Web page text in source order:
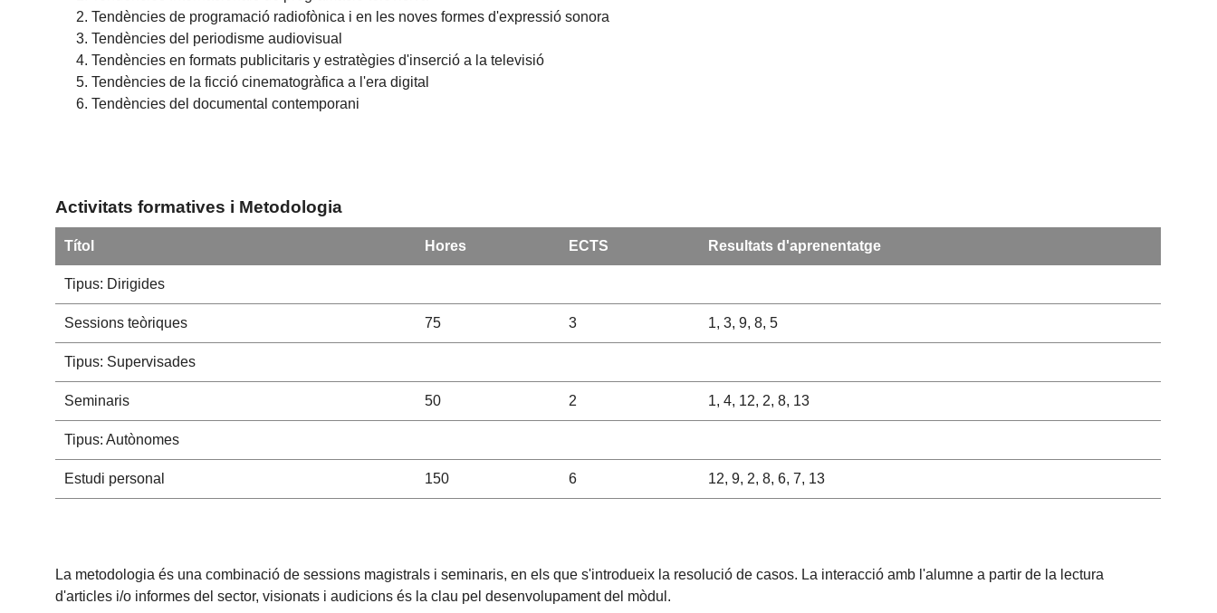
Tendències de programació radiofònica i en les noves formes d'expressió sonora
Tendències del periodisme audiovisual
Tendències en formats publicitaris y estratègies d'inserció a la televisió
Tendències de la ficció cinematogràfica a l'era digital
Tendències del documental contemporani
Activitats formatives i Metodologia
Títol Hores ECTS Resultats d'aprenentatge
Tipus: Dirigides
Sessions teòriques 75 3 1, 3, 9, 8, 5
Tipus: Supervisades
Seminaris 50 2 1, 4, 12, 2, 8, 13
Tipus: Autònomes
Estudi personal 150 6 12, 9, 2, 8, 6, 7, 13
La metodologia és una combinació de sessions magistrals i seminaris, en els que s'introdueix la resolució de casos. La interacció amb l'alumne a partir de la lectura
d'articles i/o informes del sector, visionats i audicions és la clau pel desenvolupament del mòdul.